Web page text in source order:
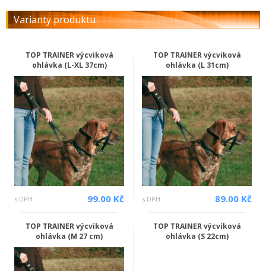
Varianty produktu
TOP TRAINER výcviková
ohlávka (L-XL 37cm)
s DPH 99.00 Kč
TOP TRAINER výcviková
ohlávka (L 31cm)
s DPH 89.00 Kč
TOP TRAINER výcviková
ohlávka (M 27 cm)
TOP TRAINER výcviková
ohlávka (S 22cm)